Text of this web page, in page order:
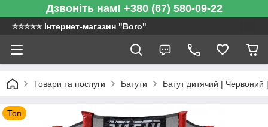
Дзвоніть нам! +380 (67) 580-09-22
⭐️⭐️⭐️⭐️⭐️ Інтернет-магазин "Boro"
Товари та послуги Батути Батут дитячий | Червоний
Топ